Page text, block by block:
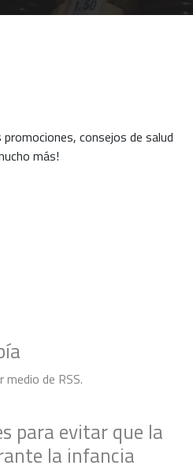
consejos de salud
más!
de RSS.
para evitar que la
la infancia